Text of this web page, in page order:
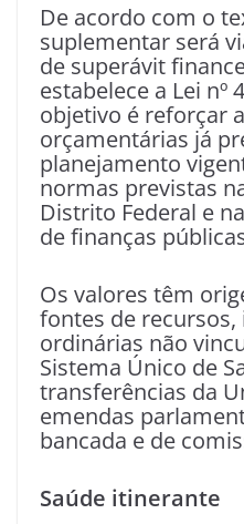
De acordo com o
suplementar será
de superávit
estabelece a Lei nº
objetivo é reforçar
orçamentárias já
planejamento
normas previstas
Distrito Federal e
de finanças
Os valores têm
fontes de
ordinárias não
Sistema Único de
transferências da
emendas
bancada e de
Saúde itinerante